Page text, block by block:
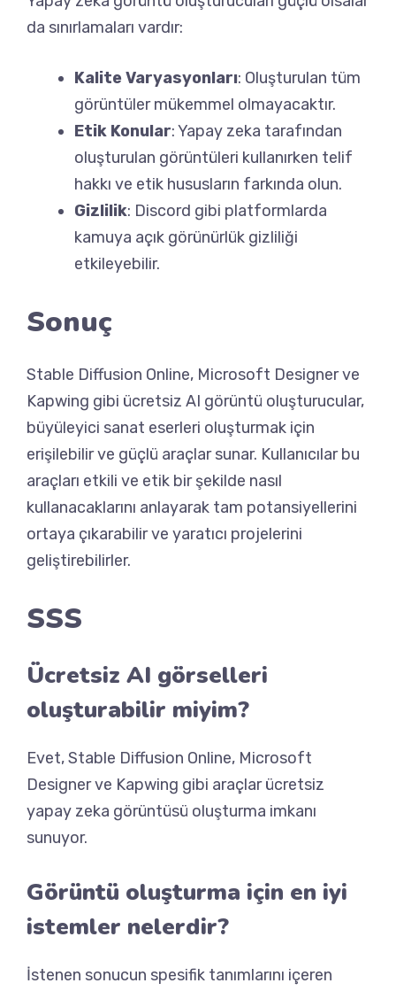
da sınırlamaları vardır:
Kalite Varyasyonları: Oluşturulan tüm
görüntüler mükemmel olmayacaktır.
Etik Konular: Yapay zeka tarafından
oluşturulan görüntüleri kullanırken telif
hakkı ve etik hususların farkında olun.
Gizlilik: Discord gibi platformlarda
kamuya açık görünürlük gizliliği
etkileyebilir.
Sonuç
Stable Diffusion Online, Microsoft Designer ve
Kapwing gibi ücretsiz AI görüntü oluşturucular,
büyüleyici sanat eserleri oluşturmak için
erişilebilir ve güçlü araçlar sunar. Kullanıcılar bu
araçları etkili ve etik bir şekilde nasıl
kullanacaklarını anlayarak tam potansiyellerini
ortaya çıkarabilir ve yaratıcı projelerini
geliştirebilirler.
SSS
Ücretsiz AI görselleri
oluşturabilir miyim?
Evet, Stable Diffusion Online, Microsoft
Designer ve Kapwing gibi araçlar ücretsiz
yapay zeka görüntüsü oluşturma imkanı
sunuyor.
Görüntü oluşturma için en iyi
istemler nelerdir?
İstenen sonucun spesifik tanımlarını içeren